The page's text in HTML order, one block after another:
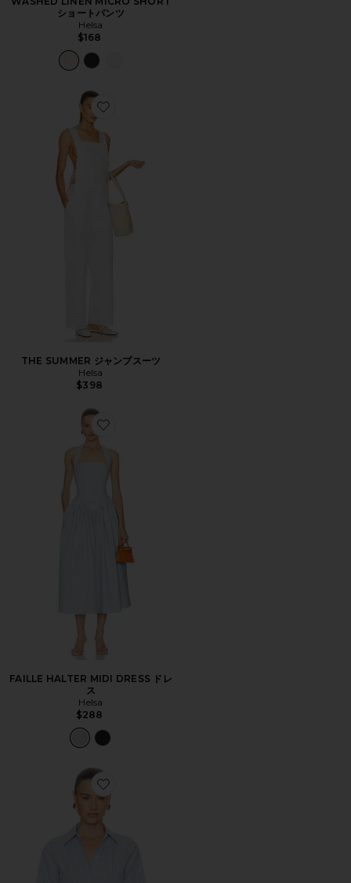
ショートパンツ
Helsa
$168
Favorite THE SUMMER ジャンプスーツ
THE SUMMER ジャンプスーツ
Helsa
$398
Favorite FAILLE HALTER MIDI DRESS ドレス
FAILLE HALTER MIDI DRESS ドレ
ス
Helsa
$288
Favorite STRIPE POPLIN FITTED SHIRT IN GREEN